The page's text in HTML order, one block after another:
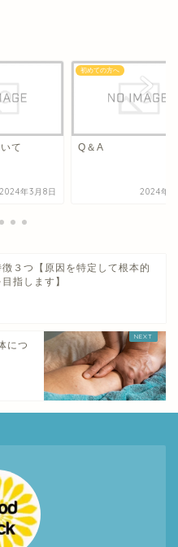
て
2024年3月8日
初めての方へ
Q＆A
2024年3
徴３つ【原因を特定して根本的
指します】
につ